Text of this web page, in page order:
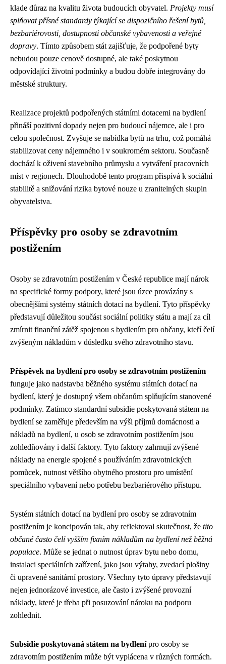
klade důraz na kvalitu života budoucích obyvatel. Projekty musí
splňovat přísné standardy týkající se dispozičního řešení bytů,
bezbariérovosti, dostupnosti občanské vybavenosti a veřejné
dopravy. Tímto způsobem stát zajišťuje, že podpořené byty
nebudou pouze cenově dostupné, ale také poskytnou
odpovídající životní podmínky a budou dobře integrovány do
městské struktury.
Realizace projektů podpořených státními dotacemi na bydlení
přináší pozitivní dopady nejen pro budoucí nájemce, ale i pro
celou společnost. Zvyšuje se nabídka bytů na trhu, což pomáhá
stabilizovat ceny nájemného i v soukromém sektoru. Současně
dochází k oživení stavebního průmyslu a vytváření pracovních
míst v regionech. Dlouhodobě tento program přispívá k sociální
stabilitě a snižování rizika bytové nouze u zranitelných skupin
obyvatelstva.
Příspěvky pro osoby se zdravotním
postižením
Osoby se zdravotním postižením v České republice mají nárok
na specifické formy podpory, které jsou úzce provázány s
obecnějšími systémy státních dotací na bydlení. Tyto příspěvky
představují důležitou součást sociální politiky státu a mají za cíl
zmírnit finanční zátěž spojenou s bydlením pro občany, kteří čelí
zvýšeným nákladům v důsledku svého zdravotního stavu.
Příspěvek na bydlení pro osoby se zdravotním postižením
funguje jako nadstavba běžného systému státních dotací na
bydlení, který je dostupný všem občanům splňujícím stanovené
podmínky. Zatímco standardní subsidie poskytovaná státem na
bydlení se zaměřuje především na výši příjmů domácnosti a
nákladů na bydlení, u osob se zdravotním postižením jsou
zohledňovány i další faktory. Tyto faktory zahrnují zvýšené
náklady na energie spojené s používáním zdravotnických
pomůcek, nutnost většího obytného prostoru pro umístění
speciálního vybavení nebo potřebu bezbariérového přístupu.
Systém státních dotací na bydlení pro osoby se zdravotním
postižením je koncipován tak, aby reflektoval skutečnost, že tito
občané často čelí vyšším fixním nákladům na bydlení než běžná
populace. Může se jednat o nutnost úprav bytu nebo domu,
instalaci speciálních zařízení, jako jsou výtahy, zvedací plošiny
či upravené sanitární prostory. Všechny tyto úpravy představují
nejen jednorázové investice, ale často i zvýšené provozní
náklady, které je třeba při posuzování nároku na podporu
zohlednit.
Subsidie poskytovaná státem na bydlenípro osoby se
zdravotním postižením může být vyplácena v různých formách.